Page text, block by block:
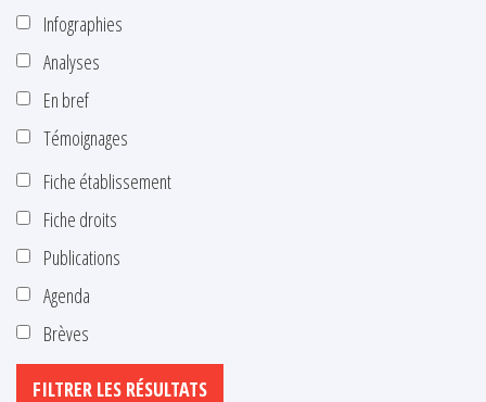
Infographies
Analyses
En bref
Témoignages
Fiche établissement
Fiche droits
Publications
Agenda
Brèves